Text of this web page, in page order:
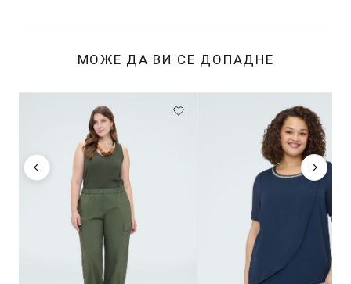
МОЖЕ ДА ВИ СЕ ДОПАДНЕ